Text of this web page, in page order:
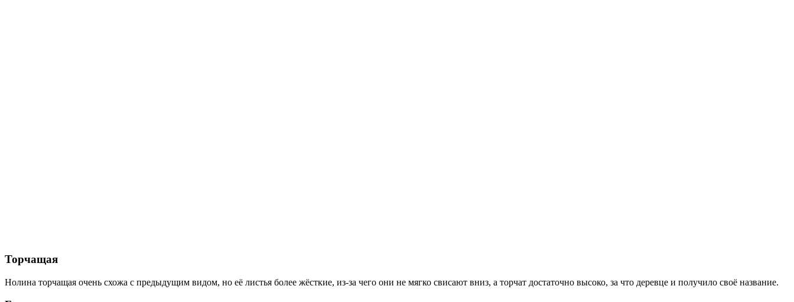
Торчащая
Нолина торчащая очень схожа с предыдущим видом, но её листья более жёсткие, из-за чего они не мягко свисают вниз, а торчат достаточно высоко, за что деревце и получило своё название.